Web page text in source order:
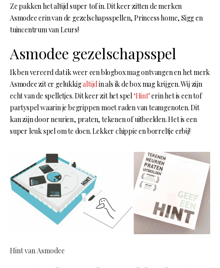
Ze pakken het altijd super tof in. Dit keer zitten de merken
Asmodee erin van de gezelschapsspellen, Princess home, Sigg en
tuincentrum van Leurs!
Asmodee gezelschapsspel
Ik ben vereerd dat ik weer een blogbox mag ontvangen en het merk
Asmodee zit er gelukkigaltijdin als ik de box mag krijgen. Wij zijn
echt van de spelletjes. Dit keer zit het spel‘Hint’erin het is een tof
partyspel waarin je begrippen moet raden van teamgenoten. Dit
kan zijn door neurien, praten, tekenen of uitbeelden. Het is een
super leuk spel om te doen. Lekker chippie en borreltje erbij!
Hint van Asmodee